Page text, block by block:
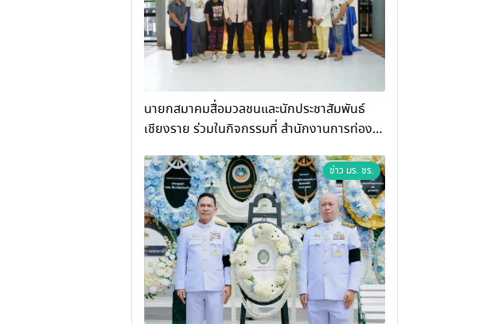
นายกสมาคมสื่อมวลชนและนักประชาสัมพันธ์
เชียงราย ร่วมในกิจกรรมที่ สำนักงานการท่อง
“การพัฒนาศักยภาพผู้ประกอบการและเครือข่าย
ธุรกิจ Wellness สู่การเติบโตอย่างยั่งยืน
(Chiang Rai Wellness Business
Academy)”
ข่าว มร. ชร.